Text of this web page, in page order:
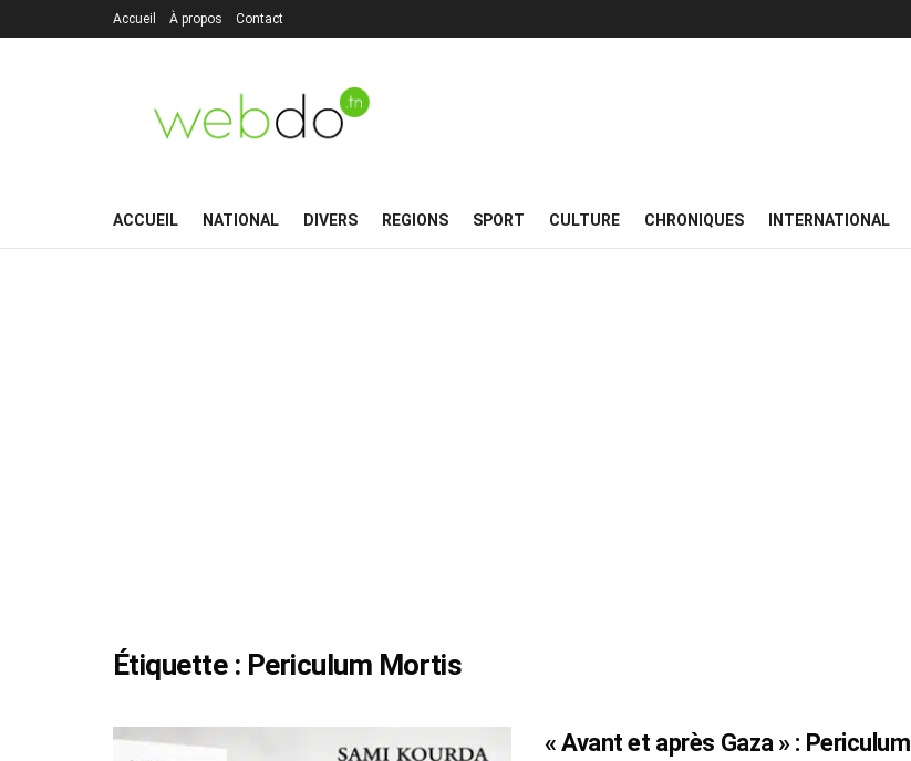
Accueil À propos Contact
ACCUEIL NATIONAL DIVERS REGIONS SPORT CULTURE CHRONIQUES INTERNATIONAL
Étiquette : Periculum Mortis
« Avant et après Gaza » : Periculum